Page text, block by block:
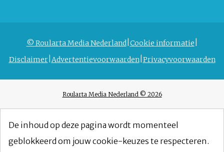
© Roularta Media Nederland Cookie informatie
Disclaimer Advertentievoorwaarden Privacyvoorwaarden
Roularta Media Nederland © 2026
De inhoud op deze pagina wordt momenteel
geblokkeerd om jouw cookie-keuzes te respecteren.